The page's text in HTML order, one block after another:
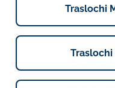
Traslochi